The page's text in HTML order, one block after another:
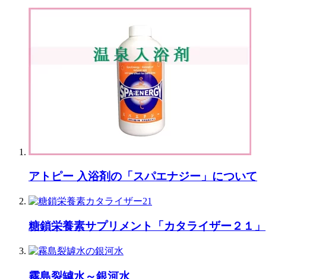
アトピー 入浴剤の「スパエナジー」について
糖鎖栄養素サプリメント「カタライザー２１」
霧島裂罅水～銀河水